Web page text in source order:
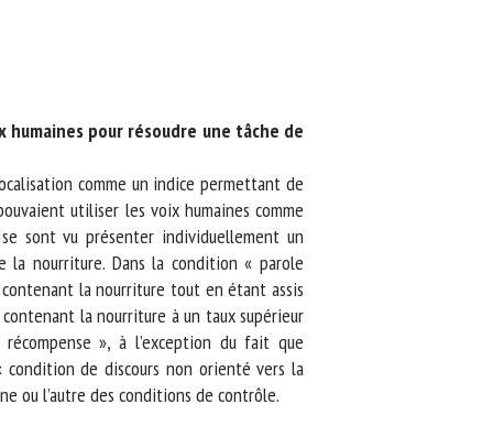
pour résoudre une tâche de
comme un indice permettant de
utiliser les voix humaines comme
sont vu présenter individuellement un
nourriture. Dans la condition « parole
la nourriture tout en étant assis
la nourriture à un taux supérieur
», à l’exception du fait que
de discours non orienté vers la
ou l’autre des conditions de contrôle.